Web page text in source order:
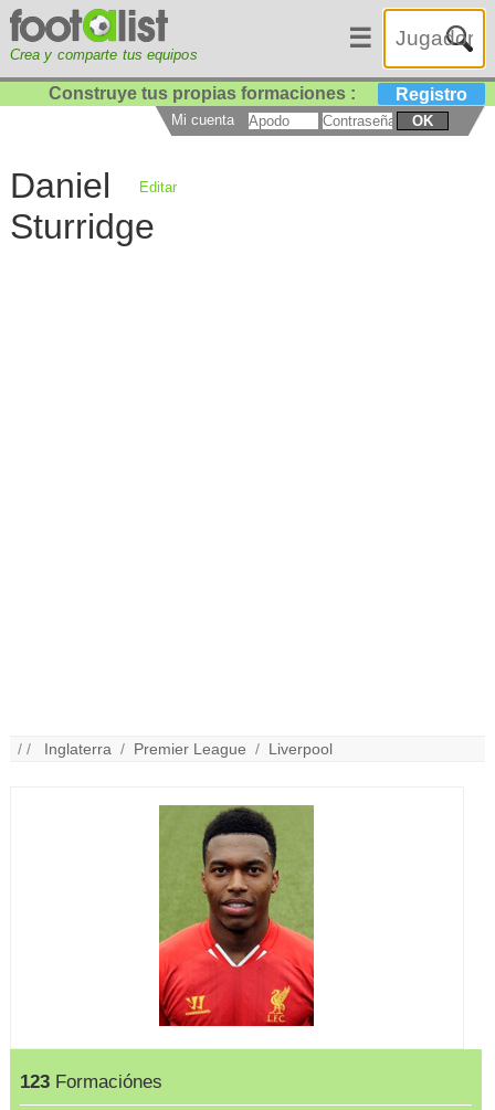
Crea y comparte tus equipos
☰
Construye tus propias formaciones : Registro
Mi cuenta OK
Daniel
Sturridge
Editar
/ / Inglaterra / Premier League / Liverpool
123 Formaciónes